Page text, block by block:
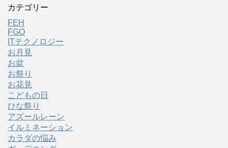
カテゴリー
FEH
FGO
ITテクノロジー
お月見
お盆
お祭り
お花見
こどもの日
ひな祭り
アズールレーン
イルミネーション
カラダの悩み